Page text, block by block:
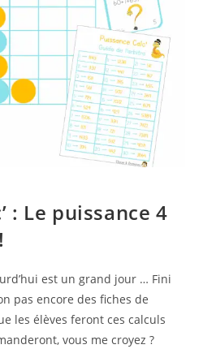
: Le puissance 4
est un grand jour … Fini
pas encore des fiches de
les élèves feront ces calculs
vous me croyez ?